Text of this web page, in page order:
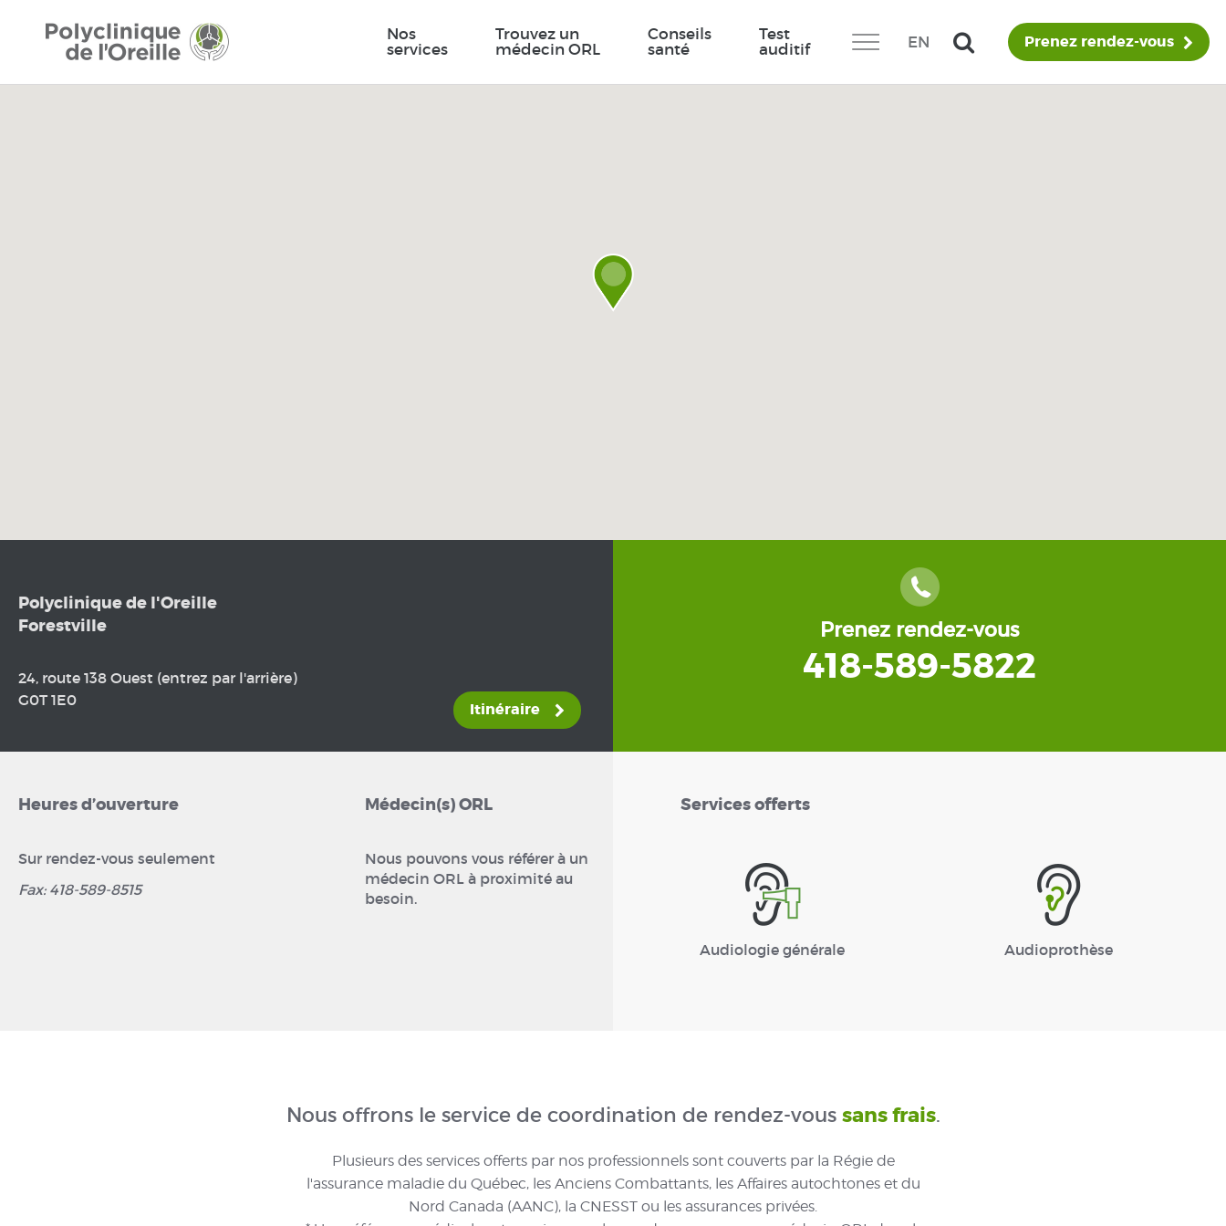
Nos
services
Trouvez un
médecin ORL
Conseils
santé
Test
auditif EN Prenez rendez-vous
Polyclinique de l'Oreille
Forestville
24, route 138 Ouest (entrez par l'arrière)
G0T 1E0
Itinéraire
Prenez rendez-vous
418-589-5822
Heures d’ouverture
Sur rendez-vous seulement
Fax: 418-589-8515
Médecin(s) ORL
Nous pouvons vous référer à un
médecin ORL à proximité au
besoin.
Services offerts
Audiologie générale Audioprothèse
Nous offrons le service de coordination de rendez-vous sans frais.
Plusieurs des services offerts par nos professionnels sont couverts par la Régie de
l'assurance maladie du Québec, les Anciens Combattants, les Affaires autochtones et du
Nord Canada (AANC), la CNESST ou les assurances privées.